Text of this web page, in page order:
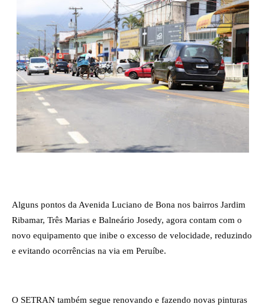
Alguns pontos da Avenida Luciano de Bona nos bairros Jardim
Ribamar, Três Marias e Balneário Josedy, agora contam com o
novo equipamento que inibe o excesso de velocidade, reduzindo
e evitando ocorrências na via em Peruíbe.
O SETRAN também segue renovando e fazendo novas pinturas